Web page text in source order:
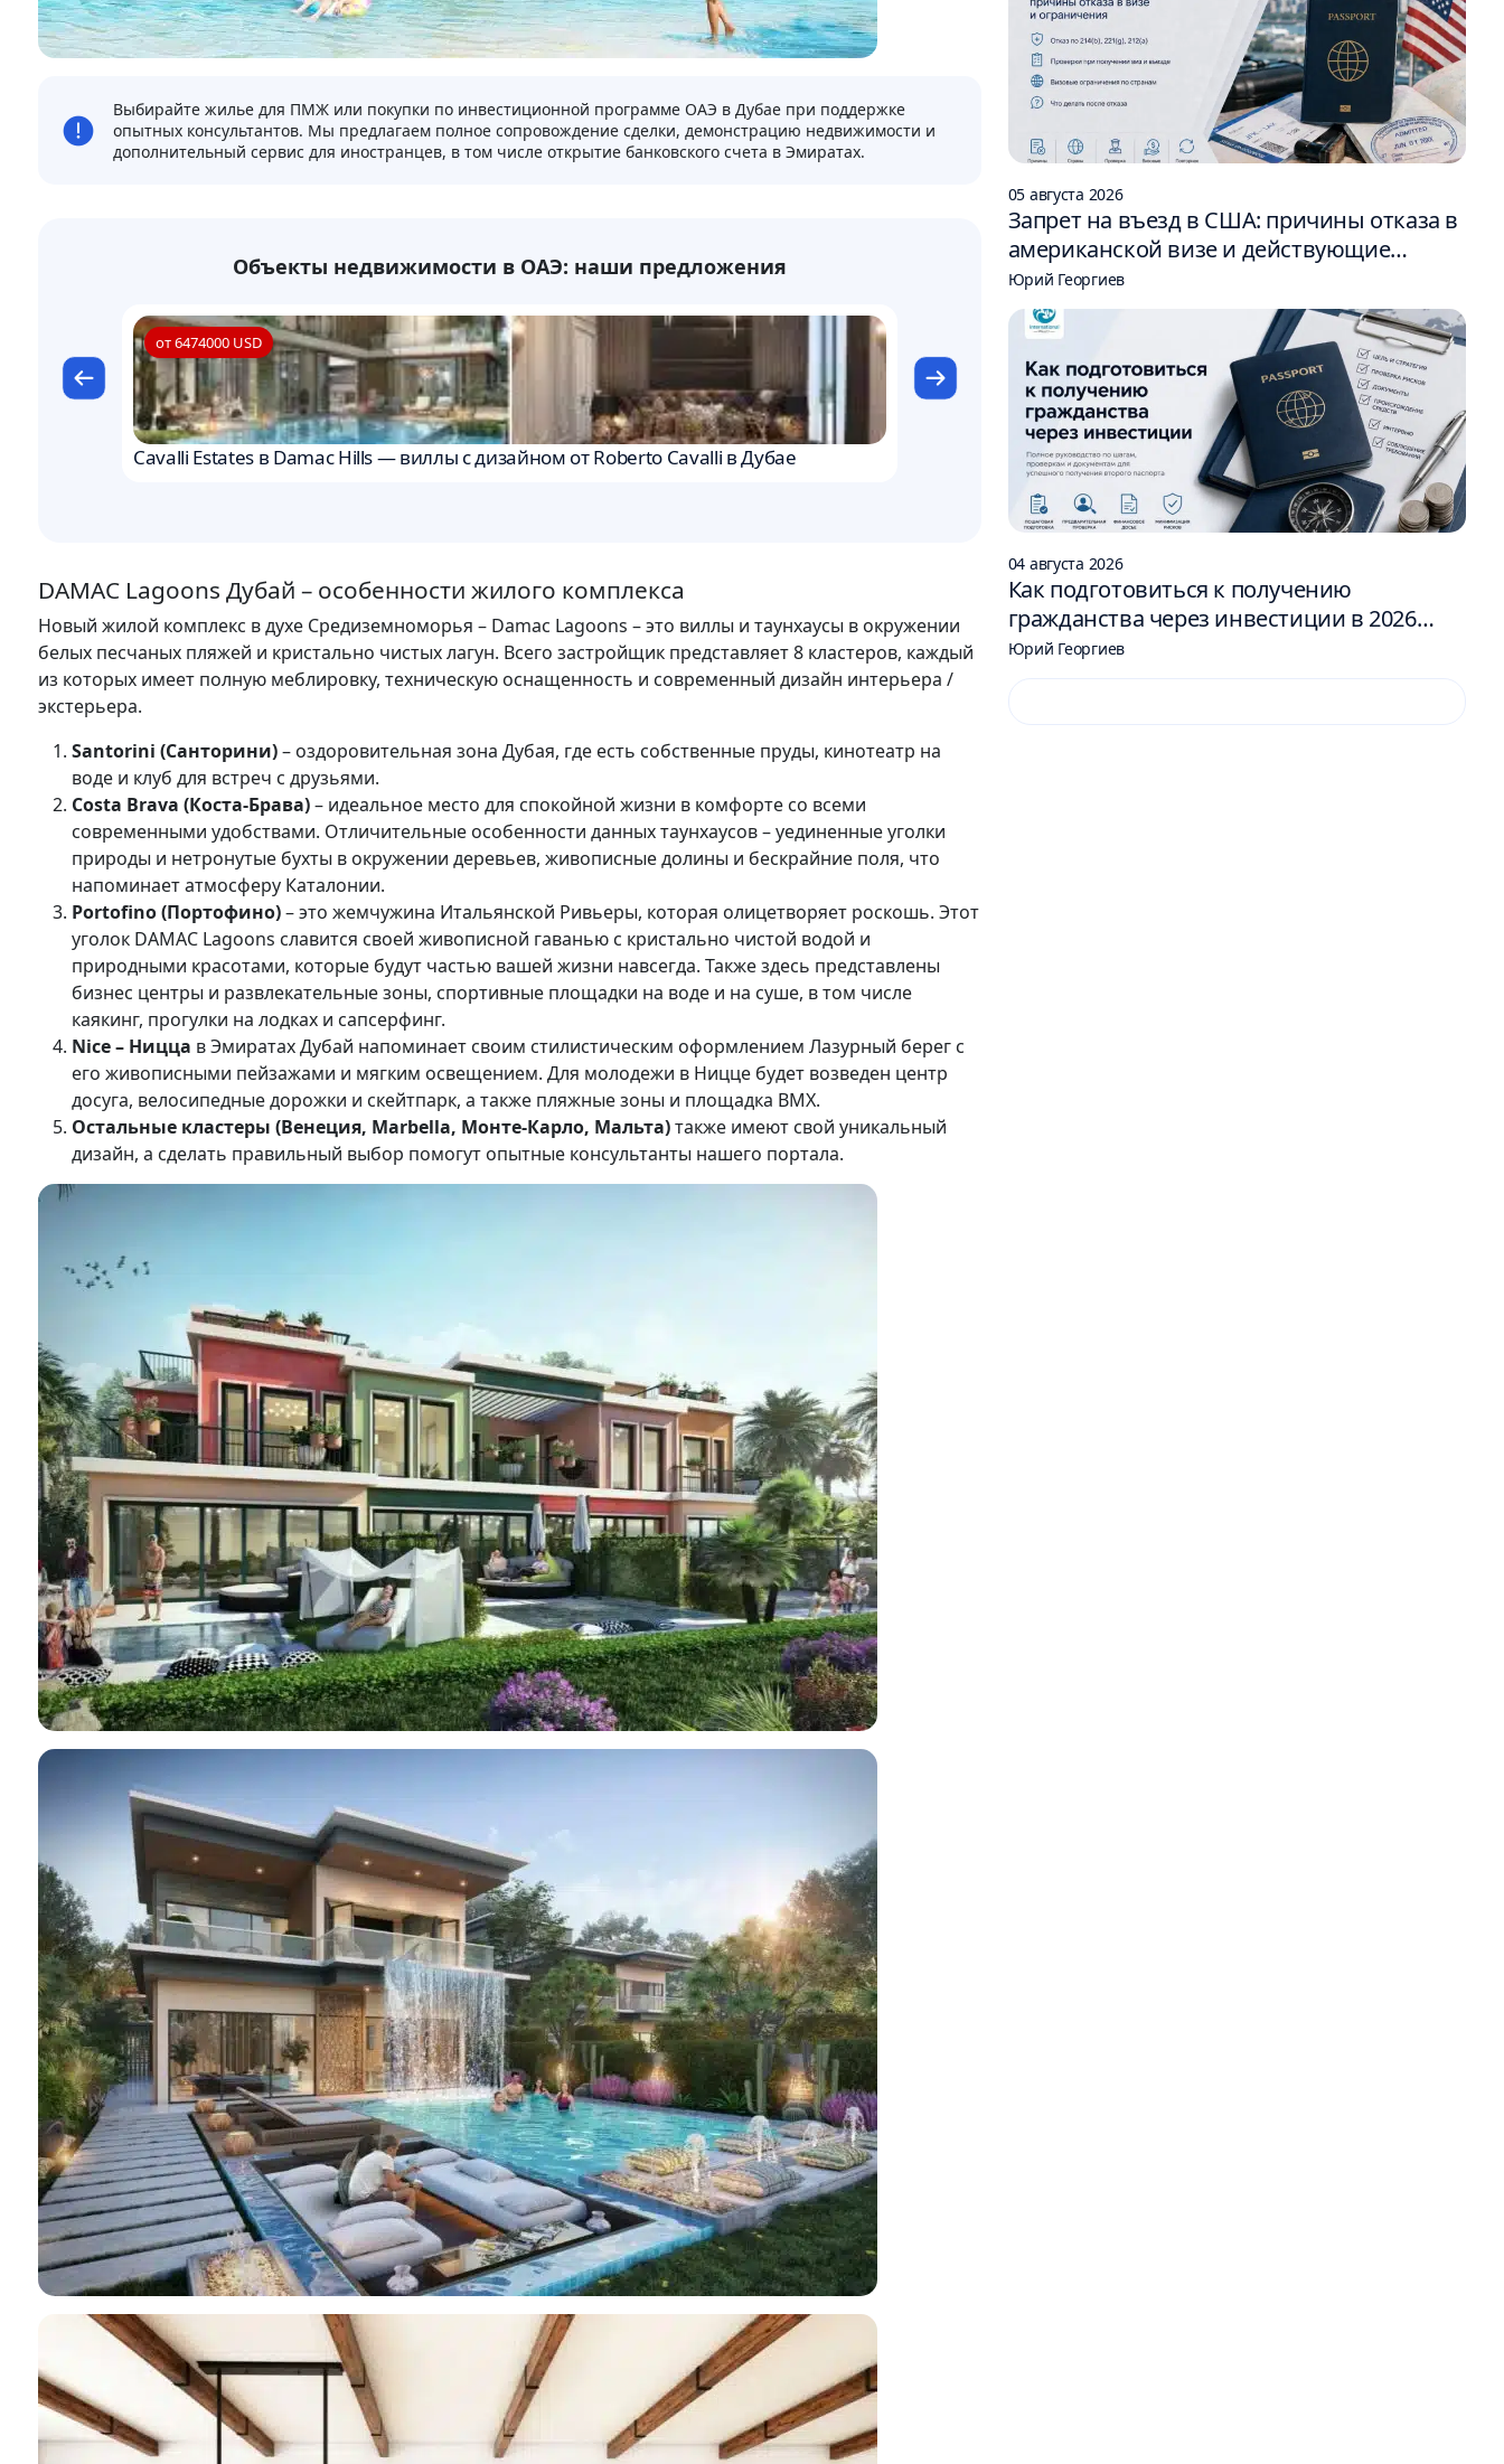
Выбирайте жилье для ПМЖ или покупки по инвестиционной программе ОАЭ в Дубае при поддержке
опытных консультантов. Мы предлагаем полное сопровождение сделки, демонстрацию недвижимости и
дополнительный сервис для иностранцев, в том числе открытие банковского счета в Эмиратах.
Объекты недвижимости в ОАЭ: наши предложения
от 6474000 USD
Cavalli Estates в Damac Hills — виллы с дизайном от Roberto Cavalli в Дубае
Люксовое поместье в Дубае – вилла для аристократов TRUMP
DAMAC Lagoons Дубай – особенности жилого комплекса
Новый жилой комплекс в духе Средиземноморья – Damac Lagoons – это виллы и таунхаусы в окружении
белых песчаных пляжей и кристально чистых лагун. Всего застройщик представляет 8 кластеров, каждый
из которых имеет полную меблировку, техническую оснащенность и современный дизайн интерьера /
экстерьера.
Santorini (Санторини)– оздоровительная зона Дубая, где есть собственные пруды, кинотеатр на
воде и клуб для встреч с друзьями.
Costa Brava (Коста-Брава)– идеальное место для спокойной жизни в комфорте со всеми
современными удобствами. Отличительные особенности данных таунхаусов – уединенные уголки
природы и нетронутые бухты в окружении деревьев, живописные долины и бескрайние поля, что
напоминает атмосферу Каталонии.
Portofino (Портофино)– это жемчужина Итальянской Ривьеры, которая олицетворяет роскошь. Этот
уголок DAMAC Lagoons славится своей живописной гаванью с кристально чистой водой и
природными красотами, которые будут частью вашей жизни навсегда. Также здесь представлены
бизнес центры и развлекательные зоны, спортивные площадки на воде и на суше, в том числе
каякинг, прогулки на лодках и сапсерфинг.
Nice – Ницца в Эмиратах Дубай напоминает своим стилистическим оформлением Лазурный берег с
его живописными пейзажами и мягким освещением. Для молодежи в Ницце будет возведен центр
досуга, велосипедные дорожки и скейтпарк, а также пляжные зоны и площадка ВМХ.
Остальные кластеры (Венеция, Marbella, Монте-Карло, Мальта)также имеют свой уникальный
дизайн, а сделать правильный выбор помогут опытные консультанты нашего портала.
05 августа 2026
Запрет на въезд в США: причины отказа в
американской визе и действующие
ограничения
Юрий Георгиев
04 августа 2026
Как подготовиться к получению
гражданства через инвестиции в 2026
году: 6 шагов
Юрий Георгиев